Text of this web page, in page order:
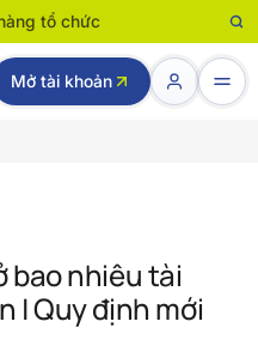
tổ chức
Mở tài khoản
bao nhiêu tài
| Quy định mới